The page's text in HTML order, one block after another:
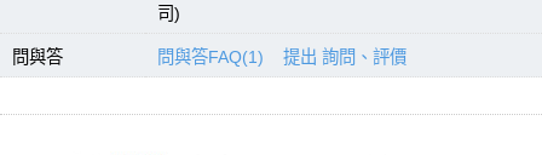
司)
問與答 問與答FAQ(1) 提出 詢問、評價